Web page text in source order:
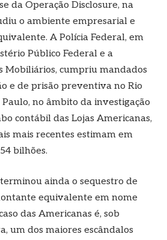
da Operação Disclosure, na
o ambiente empresarial e
A Polícia Federal, em
Público Federal e a
Mobiliários, cumpriu mandados
e de prisão preventiva no Rio
no âmbito da investigação
contábil das Lojas Americanas,
mais recentes estimam em
bilhões.
ainda o sequestro de
equivalente em nome
das Americanas é, sob
um dos maiores escândalos